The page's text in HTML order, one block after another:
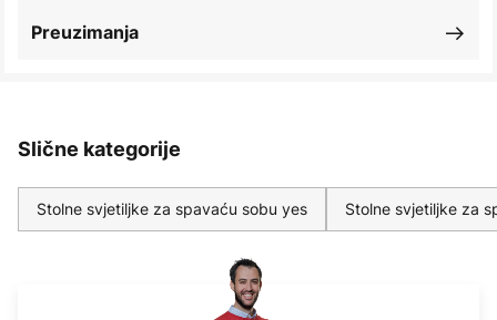
Preuzimanja
Slične kategorije
Stolne svjetiljke za spavaću sobu yes Stolne svjetiljke za